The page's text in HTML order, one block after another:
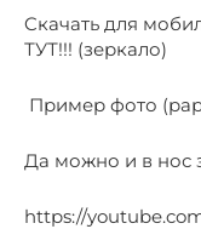
Cкачать для
ТУТ!!! (зеркало)
Пример фото
Да можно и в нос
https://